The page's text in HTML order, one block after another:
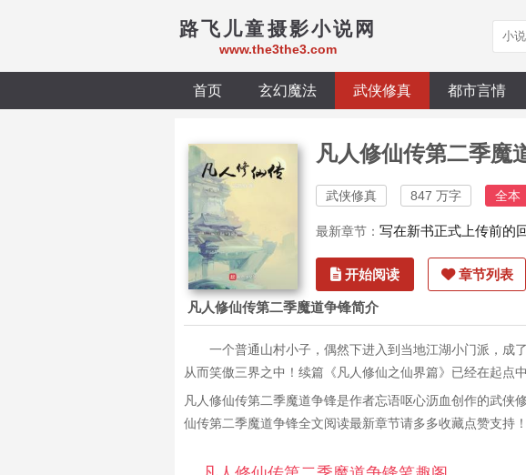
路飞儿童摄影小说网
www.the3the3.com
首页 玄幻魔法 武侠修真 都市言情
凡人修仙传第二季魔
武侠修真 847 万字 全本
最新章节： 写在新书正式上传前的
开始阅读 章节列表
凡人修仙传第二季魔道争锋简介
一个普通山村小子，偶然下进入到当地江湖小门派，成
从而笑傲三界之中！续篇《凡人修仙之仙界篇》已经在起点中
凡人修仙传第二季魔道争锋是作者忘语呕心沥血创作的武
仙传第二季魔道争锋全文阅读最新章节请多多收藏点赞支持！